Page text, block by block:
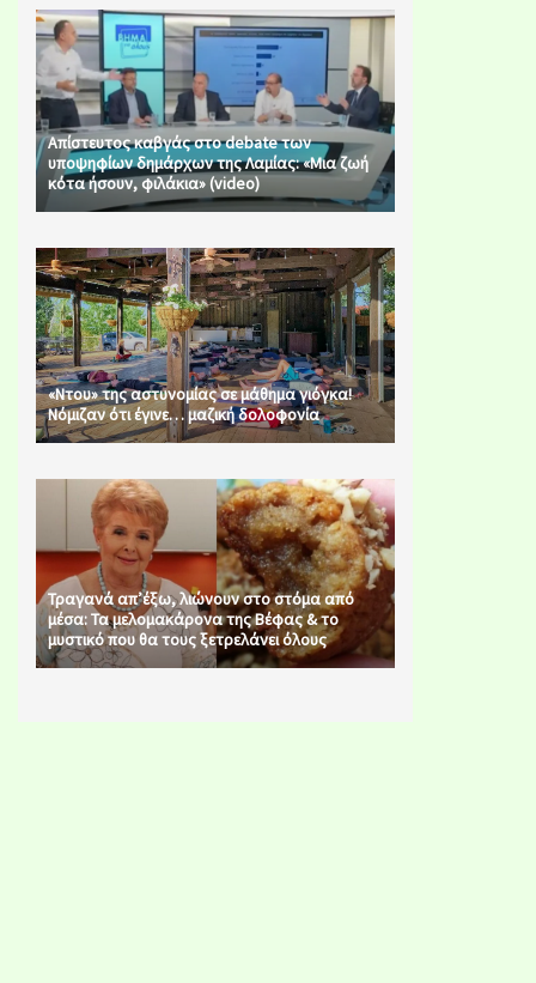
Απίστευτος καβγάς στο debate των
υποψηφίων δημάρχων της Λαμίας: «Μια ζωή
κότα ήσουν, φιλάκια» (video)
«Ντου» της αστυνομίας σε μάθημα γιόγκα!
Νόμιζαν ότι έγινε… μαζική δολοφονία
Τραγανά απ’έξω, λιώνουν στο στόμα από
μέσα: Τα μελομακάρονα της Βέφας & το
μυστικό που θα τους ξετρελάνει όλους